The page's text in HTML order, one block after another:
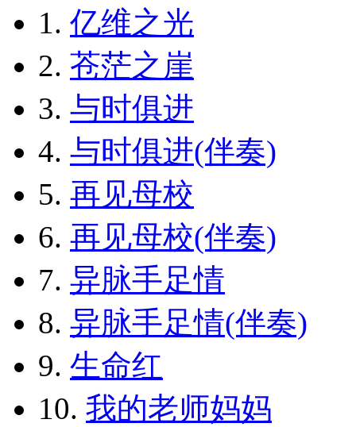
1. 亿维之光
2. 苍茫之崖
3. 与时俱进
4. 与时俱进(伴奏)
5. 再见母校
6. 再见母校(伴奏)
7. 异脉手足情
8. 异脉手足情(伴奏)
9. 生命红
10. 我的老师妈妈